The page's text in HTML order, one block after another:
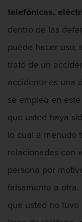
telefónicas,
dentro de las
puede hacer uso,
trató de un
accidente es una
se emplea en
que usted haya
lo cual a menudo
relacionadas con
persona por
falsamente a otra.
que usted no
Conducir